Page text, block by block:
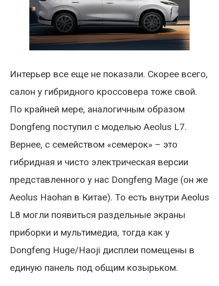
Интерьер все еще не показали. Скорее всего,
салон у гибридного кроссовера тоже свой.
По крайней мере, аналогичным образом
Dongfeng поступил с моделью Aeolus L7.
Вернее, с семейством «семерок» – это
гибридная и чисто электрическая версии
представленного у нас Dongfeng Mage (он же
Aeolus Haohan в Китае). То есть внутри Aeolus
L8 могли появиться раздельные экраны
приборки и мультимедиа, тогда как у
Dongfeng Huge/Haoji дисплеи помещены в
единую панель под общим козырьком.